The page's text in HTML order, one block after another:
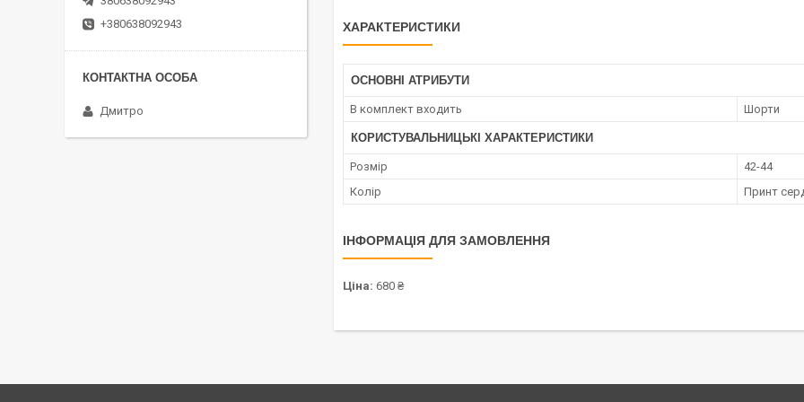
ХАРАКТЕРИСТИКИ
ОСНОВНІ АТРИБУТИ
В комплект входить Шорти
КОРИСТУВАЛЬНИЦЬКІ ХАРАКТЕРИСТИКИ
Розмір
42-44
Колір
Принт
ІНФОРМАЦІЯ ДЛЯ ЗАМОВЛЕННЯ
Ціна: 680 ₴
+380638092943
Дмитро